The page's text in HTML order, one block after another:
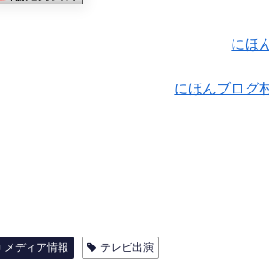
にほ
にほんブログ
メディア情報 テレビ出演